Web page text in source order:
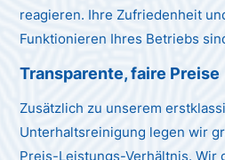
reagieren. Ihre Zufriedenheit
Funktionieren Ihres Betriebs
Transparente, faire Preise
Zusätzlich zu unserem
Unterhaltsreinigung legen wir
Preis-Leistungs-Verhältnis. Wir